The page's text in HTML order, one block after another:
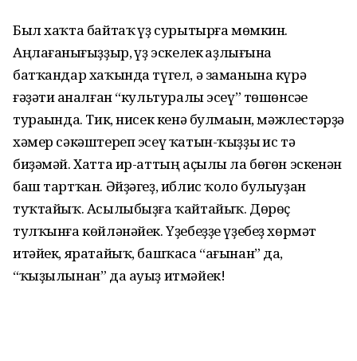
Был хаҡта байтаҡ һүҙ сурытырға мөмкин.
Аңлағанһығыҙҙыр, һүҙ эскелек һаҙлығына
батҡандар хаҡында түгел, ә заманына күрә
ғәҙәти һаналған “культуралы эсеү” төшөнсәһе
тураһында. Тик, нисек кенә булмаһын, мәжлестәрҙә
хәмер сәкәштереп эсеү ҡатын-ҡыҙҙы һис тә
биҙәмәй. Хатта ир-аттың аҫылы ла бөгөн эскенән
баш тартҡан. Әйҙәгеҙ, иблис ҡоло булыуҙан
туҡтайыҡ. Асылыбыҙға ҡайтайыҡ. Дөрөҫ
тулҡынға көйләнәйек. Үҙебеҙҙе үҙебеҙ хөрмәт
итәйек, яратайыҡ, башҡаса “ағынан” да,
“ҡыҙылынан” да ауыҙ итмәйек!